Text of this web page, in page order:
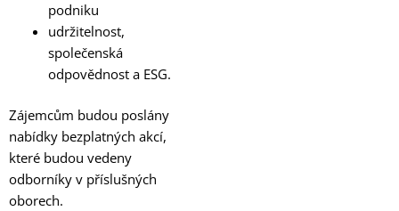
podniku
udržitelnost,
společenská
odpovědnost a ESG.
Zájemcům budou poslány
nabídky bezplatných akcí,
které budou vedeny
odborníky v příslušných
oborech.